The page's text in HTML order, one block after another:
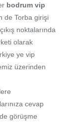
bodrum vip
de Torba girişi
noktalarında
olarak
ye vip
üzerinden
cevap
görüşme